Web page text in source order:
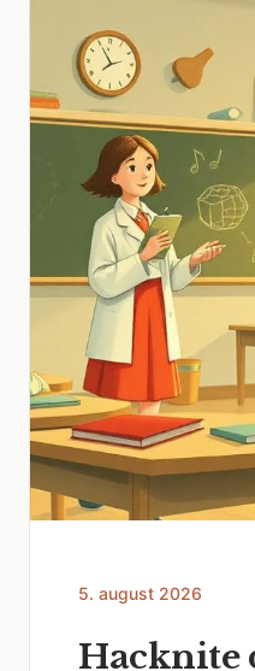
5. august 2026
Hacknite